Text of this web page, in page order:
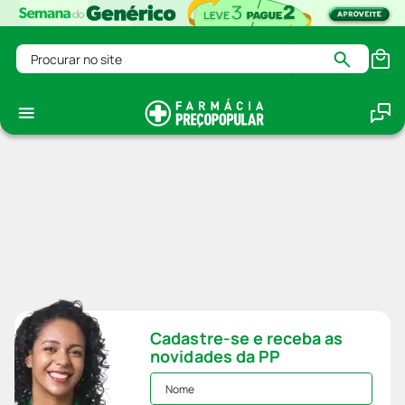
Procurar no site
Cadastre-se e receba as
novidades da PP